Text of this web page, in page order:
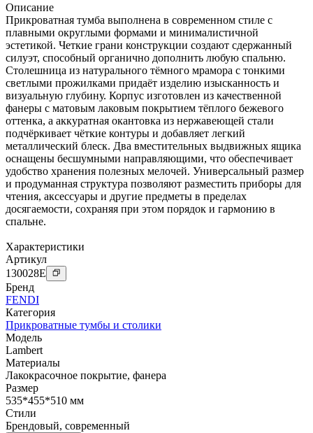
Описание
Прикроватная тумба выполнена в современном стиле с
плавными округлыми формами и минималистичной
эстетикой. Четкие грани конструкции создают сдержанный
силуэт, способный органично дополнить любую спальню.
Столешница из натурального тёмного мрамора с тонкими
светлыми прожилками придаёт изделию изысканность и
визуальную глубину. Корпус изготовлен из качественной
фанеры с матовым лаковым покрытием тёплого бежевого
оттенка, а аккуратная окантовка из нержавеющей стали
подчёркивает чёткие контуры и добавляет легкий
металлический блеск. Два вместительных выдвижных ящика
оснащены бесшумными направляющими, что обеспечивает
удобство хранения полезных мелочей. Универсальный размер
и продуманная структура позволяют разместить приборы для
чтения, аксессуары и другие предметы в пределах
досягаемости, сохраняя при этом порядок и гармонию в
спальне.
Характеристики
Артикул
130028E
Бренд
FENDI
Категория
Прикроватные тумбы и столики
Модель
Lambert
Материалы
Лакокрасочное покрытие, фанера
Размер
535*455*510 мм
Стили
Брендовый, современный